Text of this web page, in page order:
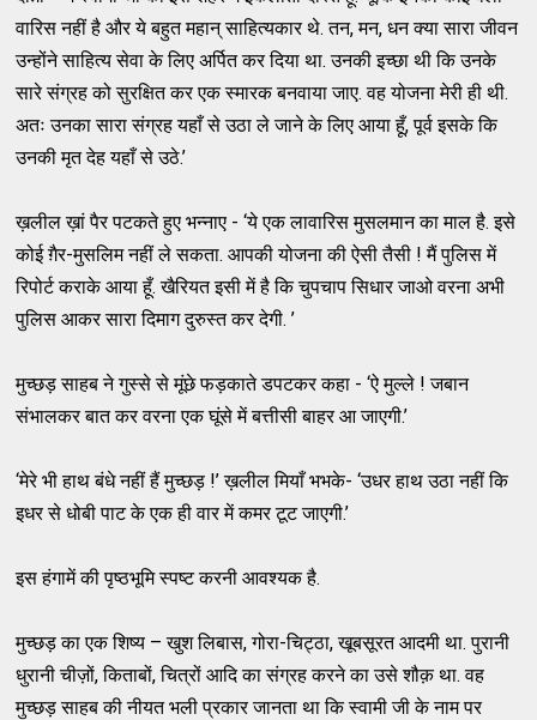
वारिस नहीं है और ये बहुत महान् साहित्यकार थे. तन, मन, धन क्या सारा जीवन
उन्होंने साहित्य सेवा के लिए अर्पित कर दिया था. उनकी इच्छा थी कि उनके
सारे संग्रह को सुरक्षित कर एक स्मारक बनवाया जाए. वह योजना मेरी ही थी.
अतः उनका सारा संग्रह यहाँ से उठा ले जाने के लिए आया हूँ, पूर्व इसके कि
उनकी मृत देह यहाँ से उठे.’
ख़लील ख़ां पैर पटकते हुए भन्नाए - ‘ये एक लावारिस मुसलमान का माल है. इसे
कोई ग़ैर-मुसलिम नहीं ले सकता. आपकी योजना की ऐसी तैसी ! मैं पुलिस में
रिपोर्ट कराके आया हूँ. खैरियत इसी में है कि चुपचाप सिधार जाओ वरना अभी
पुलिस आकर सारा दिमाग दुरुस्त कर देगी. ’
मुच्छड़ साहब ने गुस्से से मूंछे फड़काते डपटकर कहा - ‘ऐ मुल्ले ! जबान
संभालकर बात कर वरना एक घूंसे में बत्तीसी बाहर आ जाएगी.’
‘मेरे भी हाथ बंधे नहीं हैं मुच्छड़ !’ ख़लील मियाँ भभके- ‘उधर हाथ उठा नहीं कि
इधर से धोबी पाट के एक ही वार में कमर टूट जाएगी.’
इस हंगामें की पृष्ठभूमि स्पष्ट करनी आवश्यक है.
मुच्छड़ का एक शिष्य – खुश लिबास, गोरा-चिट्ठा, खूबसूरत आदमी था. पुरानी
धुरानी चीज़ों, किताबों, चित्रों आदि का संग्रह करने का उसे शौक़ था. वह
मुच्छड़ साहब की नीयत भली प्रकार जानता था कि स्वामी जी के नाम पर